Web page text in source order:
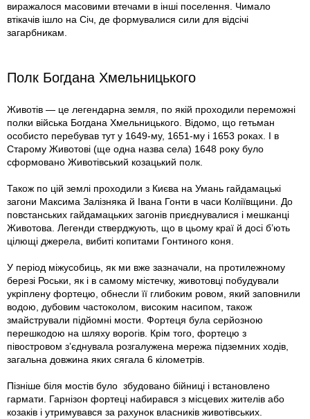
виражалося масовими втечами в інші поселення. Чимало
втікачів ішло на Січ, де формувалися сили для відсічі
загарбникам.
Полк Богдана Хмельницького
Животів — це легендарна земля, по якій проходили переможні
полки війська Богдана Хмельницького. Відомо, що гетьман
особисто перебував тут у 1649-му, 1651-му і 1653 роках. І в
Старому Животові (ще одна назва села) 1648 року було
сформовано Животівський козацький полк.
Також по цій землі проходили з Києва на Умань гайдамацькі
загони Максима Залізняка й Івана Гонти в часи Коліївщини. До
повстанських гайдамацьких загонів приєднувалися і мешканці
Животова. Легенди стверджують, що в цьому краї й досі б’ють
цілющі джерела, вибиті копитами Гонтиного коня.
У період міжусобиць, як ми вже зазначали, на протилежному
березі Роськи, як і в самому містечку, животовці побудували
укріплену фортецю, обнесли її глибоким ровом, який заповнили
водою, дубовим частоколом, високим насипом, також
змайстрували підйомні мости. Фортеця була серйозною
перешкодою на шляху ворогів. Крім того, фортецю з
півостровом з’єднувала розгалужена мережа підземних ходів,
загальна довжина яких сягала 6 кілометрів.
Пізніше біля мостів було збудовано бійниці і встановлено
гармати. Гарнізон фортеці набирався з місцевих жителів або
козаків і утримувався за рахунок власників животівських.